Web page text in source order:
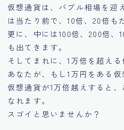
仮想通貨は、バブル相場を迎
は当たり前で、10倍、20倍も
更に、中には100倍、200倍、
も出てきます。
そしてまれに、1万倍を超える
あなたが、もし1万円をある
仮想通貨が1万倍越えすると
なれます。
スゴイと思いませんか？